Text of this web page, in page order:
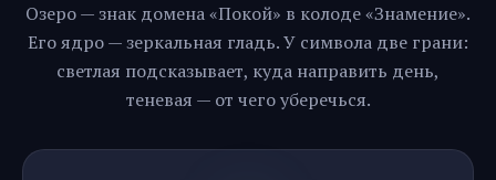
Озеро— знак домена «Покой» в колоде «Знамение».
Его ядро —зеркальная гладь. У символа две грани:
светлая подсказывает, куда направить день,
теневая — от чего уберечься.